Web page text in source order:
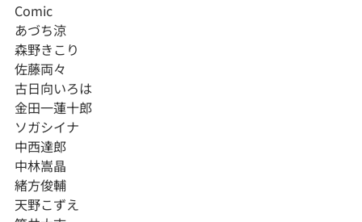
Comic
あづち涼
森野きこり
佐藤両々
古日向いろは
金田一蓮十郎
ソガシイナ
中西達郎
中林嵩晶
緒方俊輔
天野こずえ